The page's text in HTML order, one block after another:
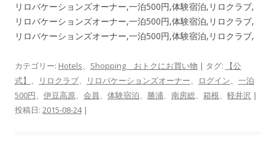
リロバケーションズオーナー,一泊500円,体験宿泊,リロクラブ,
リロバケーションズオーナー,一泊500円,体験宿泊,リロクラブ,
リロバケーションズオーナー,一泊500円,体験宿泊,リロクラブ,
カテゴリー: Hotels、 Shopping おトクにお買い物 | タグ:
【公
式】 、 リロクラブ、 リロバケーションズオーナー、 ログイン、 一泊
500円、 伊豆高原、 会員、 体験宿泊、 勝浦、 南房総、 箱根、 軽井沢 |
投稿日: 2015-08-24|